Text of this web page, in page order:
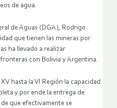
de agua.
de Aguas (DGA), Rodrigo
que tienen las mineras por
ha llevado a realizar
con Bolivia y Argentina.
hasta la VI Región la capacidad
y por ende la entrega de
que efectivamente se